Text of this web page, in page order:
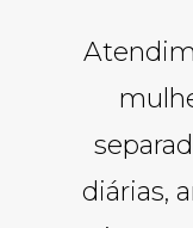
diárias,